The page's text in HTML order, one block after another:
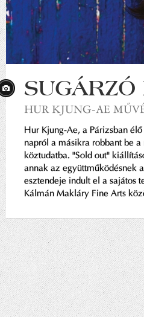
HUR KJUNG-AE
Hur Kjung-Ae, a Párizsban
napról a másikra robbant be
köztudatba. "Sold out"
annak az együttműködésnek
esztendeje indult el a sajátos
Kálmán Makláry Fine Arts